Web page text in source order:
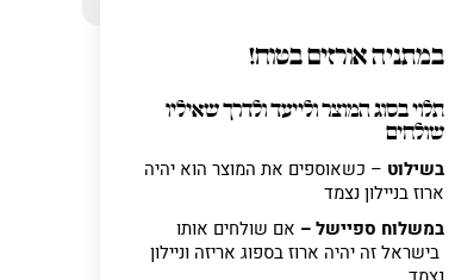
במתניה אורזים בטוח!
תלוי בסוג המוצר ולייעד ולדרך שאיליו
שולחים
בשילוט – כשאוספים את המוצר הוא יהיה
ארוז בניילון נצמד
במשלוח ספיישל – אם שולחים אותו
בישראל זה יהיה ארוז בספוג אריזה וניילון